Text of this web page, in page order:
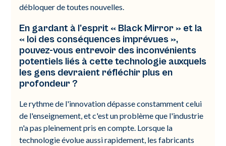
débloquer de toutes nouvelles.
En gardant à l'esprit « Black Mirror » et la
« loi des conséquences imprévues »,
pouvez-vous entrevoir des inconvénients
potentiels liés à cette technologie auxquels
les gens devraient réfléchir plus en
profondeur ?
Le rythme de l'innovation dépasse constamment celui
de l'enseignement, et c'est un problème que l'industrie
n'a pas pleinement pris en compte. Lorsque la
technologie évolue aussi rapidement, les fabricants